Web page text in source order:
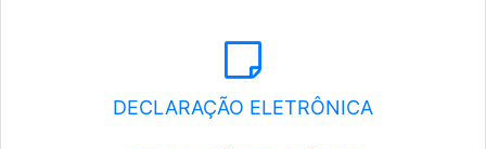
DECLARAÇÃO ELETRÔNICA